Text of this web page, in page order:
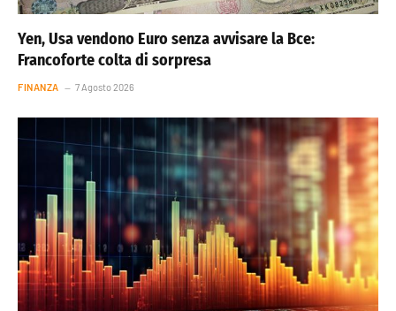
Yen, Usa vendono Euro senza avvisare la Bce:
Francoforte colta di sorpresa
FINANZA 7 Agosto 2026